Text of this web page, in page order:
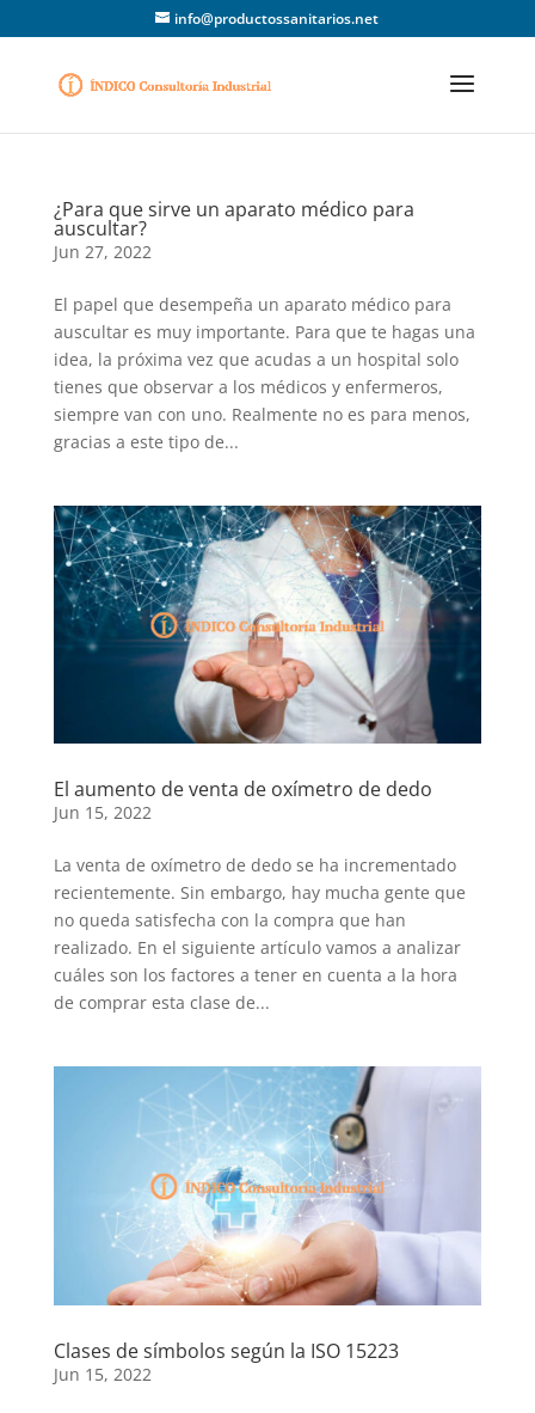
info@productossanitarios.net
¿Para que sirve un aparato médico para
auscultar?
Jun 27, 2022
El papel que desempeña un aparato médico para
auscultar es muy importante. Para que te hagas una
idea, la próxima vez que acudas a un hospital solo
tienes que observar a los médicos y enfermeros,
siempre van con uno. Realmente no es para menos,
gracias a este tipo de...
El aumento de venta de oxímetro de dedo
Jun 15, 2022
La venta de oxímetro de dedo se ha incrementado
recientemente. Sin embargo, hay mucha gente que
no queda satisfecha con la compra que han
realizado. En el siguiente artículo vamos a analizar
cuáles son los factores a tener en cuenta a la hora
de comprar esta clase de...
Clases de símbolos según la ISO 15223
Jun 15, 2022